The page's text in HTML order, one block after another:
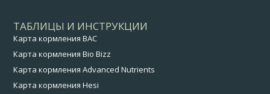
ТАБЛИЦЫ И ИНСТРУКЦИИ
Карта кормления BAC
Карта кормления Bio Bizz
Карта кормления Advanced Nutrients
Карта кормления Hesi